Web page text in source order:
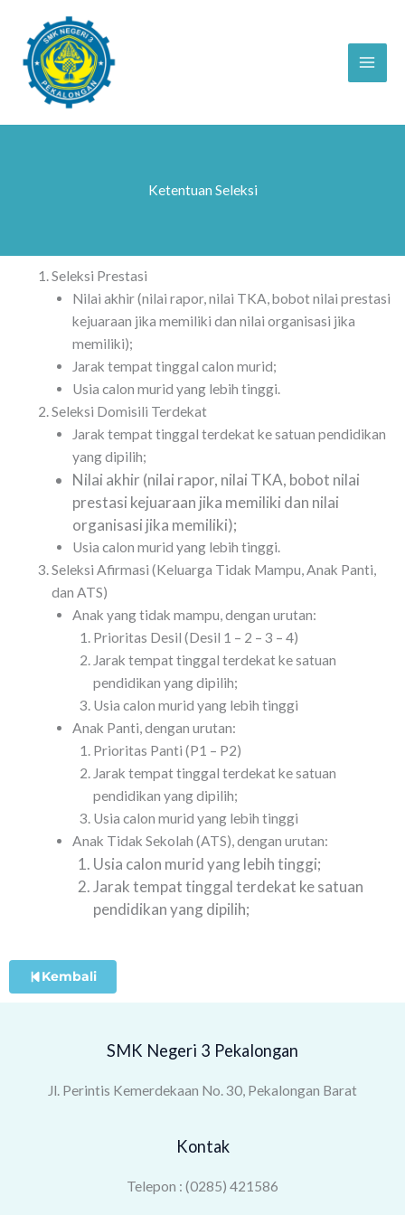
content
Ketentuan Seleksi
Seleksi Prestasi
Nilai akhir (nilai rapor, nilai TKA, bobot nilai prestasi
kejuaraan jika memiliki dan nilai organisasi jika
memiliki);
Jarak tempat tinggal calon murid;
Usia calon murid yang lebih tinggi.
Seleksi Domisili Terdekat
Jarak tempat tinggal terdekat ke satuan pendidikan
yang dipilih;
Nilai akhir (nilai rapor, nilai TKA, bobot nilai
prestasi kejuaraan jika memiliki dan nilai
organisasi jika memiliki);
Usia calon murid yang lebih tinggi.
Seleksi Afirmasi (Keluarga Tidak Mampu, Anak Panti,
dan ATS)
Anak yang tidak mampu, dengan urutan:
Prioritas Desil (Desil 1 – 2 – 3 – 4)
Jarak tempat tinggal terdekat ke satuan
pendidikan yang dipilih;
Usia calon murid yang lebih tinggi
Anak Panti, dengan urutan:
Prioritas Panti (P1 – P2)
Jarak tempat tinggal terdekat ke satuan
pendidikan yang dipilih;
Usia calon murid yang lebih tinggi
Anak Tidak Sekolah (ATS), dengan urutan:
Usia calon murid yang lebih tinggi;
Jarak tempat tinggal terdekat ke satuan
pendidikan yang dipilih;
Kembali
SMK Negeri 3 Pekalongan
Jl. Perintis Kemerdekaan No. 30, Pekalongan Barat
Kontak
Telepon : (0285) 421586